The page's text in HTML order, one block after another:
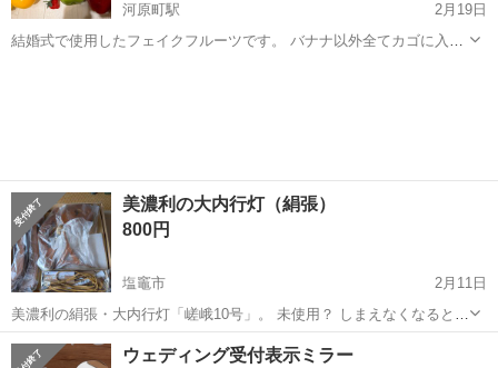
河原町駅
2月19日
結婚式で使用したフェイクフルーツです。 バナナ以外全てカゴに入れ
美濃利の大内行灯（絹張）
800円
塩竈市
2月11日
美濃利の絹張・大内行灯「嵯峨10号」。 未使用？ しまえなくなると困
るので袋からは出していません。 2月1日(日)以降の土曜・日曜に取り
に来ていただける方に。
宮城 塩竈市 冠婚葬祭 行灯
ウェディング受付表示ミラー